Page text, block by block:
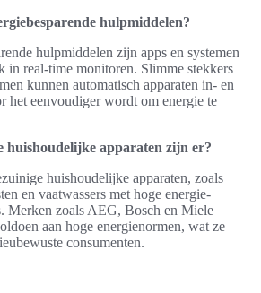
hulpmiddelen?
hulpmiddelen zijn apps en systemen
in real-time monitoren. Slimme stekkers
kunnen automatisch apparaten in- en
het eenvoudiger wordt om energie te
huishoudelijke apparaten zijn er?
huishoudelijke apparaten, zoals
en vaatwassers met hoge energie-
Merken zoals AEG, Bosch en Miele
aan hoge energienormen, wat ze
consumenten.